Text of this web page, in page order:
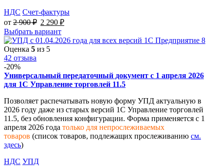
НДС Счет-фактуры
от 2 900₽ 2 290 ₽
Выбрать вариант
Оценка 5 из 5
42 отзыва
-20%
Универсальный передаточный документ с 1 апреля 2026
для 1С Управление торговлей 11.5
Позволяет распечатывать новую форму УПД актуальную в
2026 году даже из старых версий 1С Управление торговлей
11.5, без обновления конфигурации. Форма применяется с 1
апреля 2026 года только для непрослеживаемых
товаров (список товаров, подлежащих прослеживанию см.
здесь)
НДС УПД